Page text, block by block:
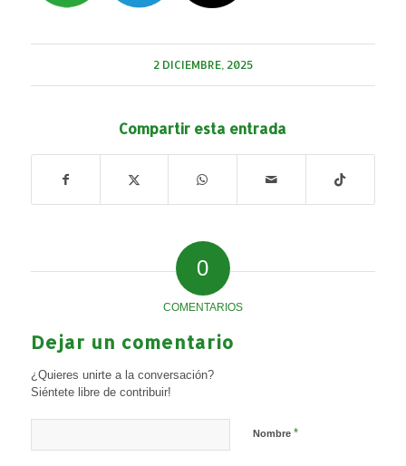
2 DICIEMBRE, 2025
Compartir esta entrada
0
COMENTARIOS
Dejar un comentario
¿Quieres unirte a la conversación?
Siéntete libre de contribuir!
Nombre *